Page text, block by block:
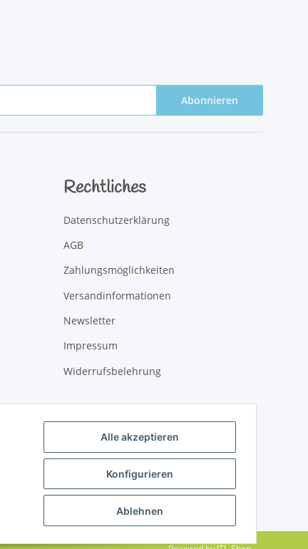
Alle akzeptieren
Konfigurieren
Ablehnen
Abonnieren
Rechtliches
Datenschutzerklärung
AGB
Zahlungsmöglichkeiten
Versandinformationen
Newsletter
Impressum
Widerrufsbelehrung